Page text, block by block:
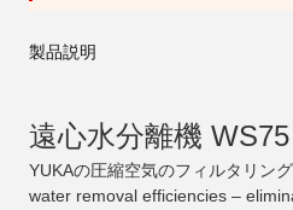
製品説明
遠心水分離機 WS75
YUKAの圧縮空気のフィルタリン
water removal efficiencies –